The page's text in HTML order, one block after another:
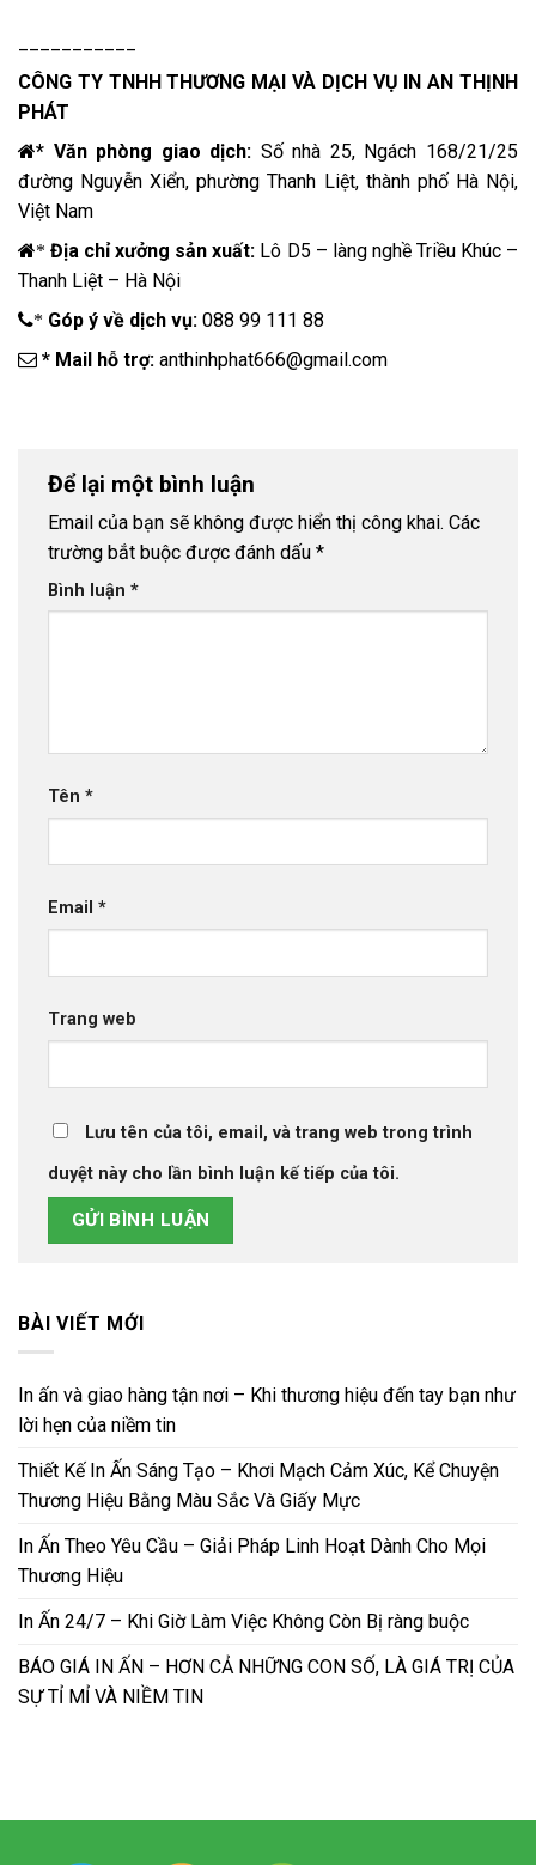
CÔNG TY TNHH THƯƠNG MẠI VÀ DỊCH VỤ IN AN THỊNH
PHÁT
* Văn phòng giao dịch: Số nhà 25, Ngách 168/21/25
đường Nguyễn Xiển, phường Thanh Liệt, thành phố Hà Nội,
Việt Nam
* Địa chỉ xưởng sản xuất: Lô D5 – làng nghề Triều Khúc –
Thanh Liệt – Hà Nội
* Góp ý về dịch vụ: 088 99 111 88
* Mail hỗ trợ: anthinhphat666@gmail.com
Để lại một bình luận
Email của bạn sẽ không được hiển thị công khai. Các
trường bắt buộc được đánh dấu *
Bình luận *
Tên *
Email *
Trang web
Lưu tên của tôi, email, và trang web trong trình
duyệt này cho lần bình luận kế tiếp của tôi.
BÀI VIẾT MỚI
In ấn và giao hàng tận nơi – Khi thương hiệu đến tay bạn như
lời hẹn của niềm tin
Thiết Kế In Ấn Sáng Tạo – Khơi Mạch Cảm Xúc, Kể Chuyện
Thương Hiệu Bằng Màu Sắc Và Giấy Mực
In Ấn Theo Yêu Cầu – Giải Pháp Linh Hoạt Dành Cho Mọi
Thương Hiệu
In Ấn 24/7 – Khi Giờ Làm Việc Không Còn Bị ràng buộc
BÁO GIÁ IN ẤN – HƠN CẢ NHỮNG CON SỐ, LÀ GIÁ TRỊ CỦA
SỰ TỈ MỈ VÀ NIỀM TIN